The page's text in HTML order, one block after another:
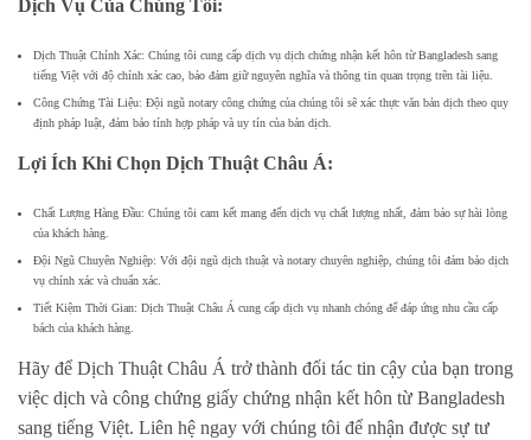
Dịch Vụ Của Chúng Tôi:
Dịch Thuật Chính Xác: Chúng tôi cung cấp dịch vụ dịch chứng nhận kết hôn từ Bangladesh sang
tiếng Việt với độ chính xác cao, bảo đảm giữ nguyên nghĩa và thông tin quan trọng trên tài liệu.
Công Chứng Tài Liệu: Đội ngũ notary công chứng của chúng tôi sẽ xác thực văn bản dịch theo quy
định pháp luật, đảm bảo tính hợp pháp và uy tín của bản dịch.
Lợi Ích Khi Chọn Dịch Thuật Châu Á:
Chất Lượng Hàng Đầu: Chúng tôi cam kết mang đến dịch vụ chất lượng nhất, đảm bảo sự hài lòng
của khách hàng.
Đội Ngũ Chuyên Nghiệp: Với đội ngũ dịch thuật và notary chuyên nghiệp, chúng tôi đảm bảo dịch
vụ chính xác và chuẩn xác.
Tiết Kiệm Thời Gian: Dịch Thuật Châu Á cung cấp dịch vụ nhanh chóng để đáp ứng nhu cầu cấp
bách của khách hàng.
Hãy để Dịch Thuật Châu Á trở thành đối tác tin cậy của bạn trong
việc dịch và công chứng giấy chứng nhận kết hôn từ Bangladesh
sang tiếng Việt. Liên hệ ngay với chúng tôi để nhận được sự tư